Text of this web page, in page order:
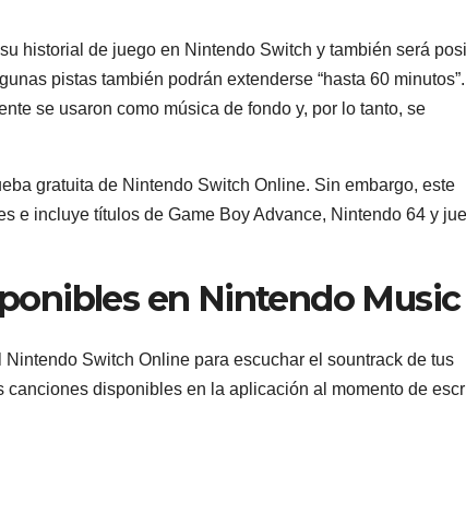
historial de juego en Nintendo Switch y también será
pistas también podrán extenderse “hasta 60 minutos”.
se usaron como música de fondo y, por lo tanto, se
gratuita de Nintendo Switch Online. Sin embargo, este
e incluye títulos de Game Boy Advance, Nintendo 64 y
en Nintendo Music
Switch Online para escuchar el sountrack de tus
disponibles en la aplicación al momento de